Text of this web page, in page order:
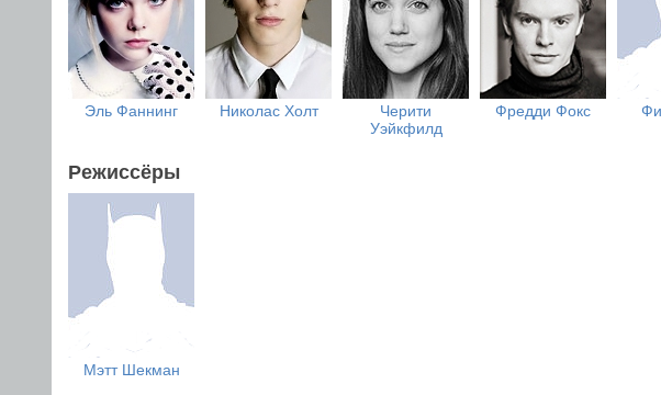
Эль Фаннинг Николас Холт
Черити
Уэйкфилд
Фредди Фокс
Режиссёры
Мэтт Шекман